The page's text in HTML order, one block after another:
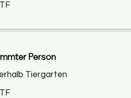
Person
Tiergarten